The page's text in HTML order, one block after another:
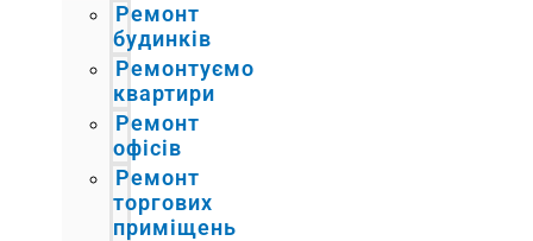
Ремонт
будинків
Ремонтуємо
квартири
Ремонт
офісів
Ремонт
торгових
приміщень